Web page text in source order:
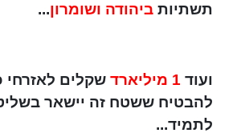
תשתיות ביהודה ושומרון...
ועוד 1 מיליארד שקלים לאזרחי
להבטיח ששטח זה יישאר
לתמיד...